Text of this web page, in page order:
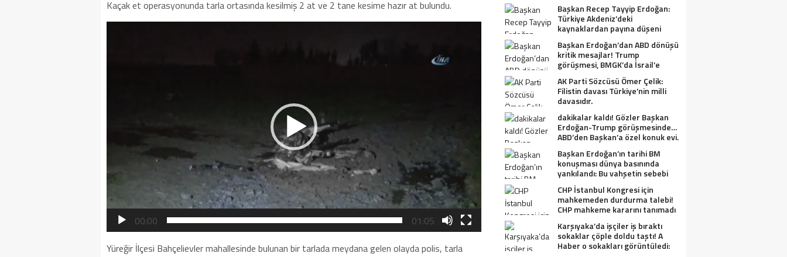
Kaçak et operasyonunda tarla ortasında kesilmiş 2 at ve 2 tane kesime hazır at bulundu.
00:00
01:05
Yüreğir İlçesi Bahçelievler mahallesinde bulunan bir tarlada meydana gelen olayda polis, tarla
Başkan Recep Tayyip Erdoğan:
Türkiye Akdeniz’deki
kaynaklardan payına düşeni
Başkan Erdoğan’dan ABD dönüşü
kritik mesajlar! Trump
görüşmesi, BMGK’da İsrail’e
tepkiler, Gazze ve Filistin
meselesi….
AK Parti Sözcüsü Ömer Çelik:
Filistin davası Türkiye’nin milli
davasıdır.
dakikalar kaldı! Gözler Başkan
Erdoğan-Trump görüşmesinde…
ABD’den Başkan’a özel konuk evi.
Başkan Erdoğan’ın tarihi BM
konuşması dünya basınında
yankılandı: Bu vahşetin sebebi
olabilir mi?
CHP İstanbul Kongresi için
mahkemeden durdurma talebi!
CHP mahkeme kararını tanımadı
Karşıyaka’da işçiler iş bıraktı
sokaklar çöple doldu taştı! A
Haber o sokakları görüntüledi: